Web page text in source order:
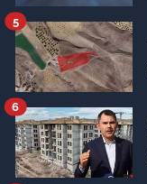
5
6